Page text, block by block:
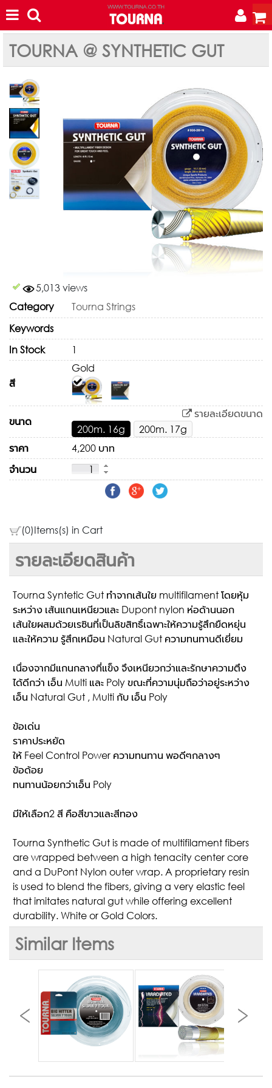
TOURNA @ SYNTHETIC GUT
5,013 views
Category
Tourna Strings
Keywords
In Stock
1
สี
Gold
ขนาด
รายละเอียดขนาด
200m. 16g
200m. 17g
ราคา
4,200 บาท
จำนวน
(0)Items(s) in Cart
รายละเอียดสินค้า
Tourna Syntetic Gut ทำจากเส้นใย multifilament โดยหุ้ม
ระหว่าง เส้นแกนเหนียวและ Dupont nylon ห่อด้านนอก
เส้นใยผสมด้วยเรซินที่เป็นลิขสิทธิ์เฉพาะให้ความรู้สึกยืดหยุ่น
และให้ความ รู้สึกเหมือน Natural Gut ความทนทานดีเยี่ยม
เนื่องจากมีแกนกลางที่แข็ง จึงเหนียวกว่าและรักษาความตึง
ได้ดีกว่า เอ็น Multi และ Poly ขณะที่ความนุ่มถือว่าอยู่ระหว่าง
เอ็น Natural Gut , Multi กับ เอ็น Poly
ข้อเด่น
ราคาประหยัด
ให้ Feel Control Power ความทนทาน พอดีๆกลางๆ
ข้อด้อย
ทนทานน้อยกว่าเอ็น Poly
มีให้เลือก2 สี คือสีขาวและสีทอง
Tourna Synthetic Gut is made of multifilament fibers
are wrapped between a high tenacity center core
and a DuPont Nylon outer wrap. A proprietary resin
is used to blend the fibers, giving a very elastic feel
that imitates natural gut while offering excellent
durability. White or Gold Colors.
Similar Items